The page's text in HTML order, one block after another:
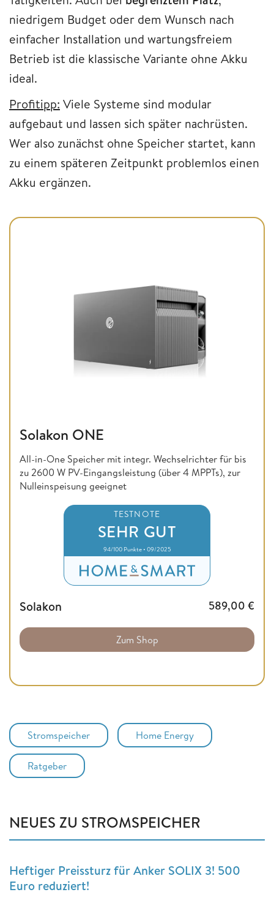
niedrigem Budget oder dem Wunsch nach
einfacher Installation und wartungsfreiem
Betrieb ist die klassische Variante ohne Akku
ideal.
Profitipp: Viele Systeme sind modular
aufgebaut und lassen sich später nachrüsten.
Wer also zunächst ohne Speicher startet, kann
zu einem späteren Zeitpunkt problemlos einen
Akku ergänzen.
Solakon ONE
All-in-One Speicher mit integr. Wechselrichter für bis
zu 2600 W PV-Eingangsleistung (über 4 MPPTs), zur
Nulleinspeisung geeignet
TESTNOTE
SEHR GUT
94/100 Punkte • 09/2025
Solakon 589,00 €
Zum Shop
Stromspeicher Home Energy
Ratgeber
NEUES ZU STROMSPEICHER
Heftiger Preissturz für Anker SOLIX 3! 500
Euro reduziert!